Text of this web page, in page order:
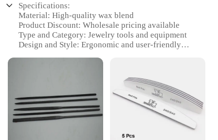
Specifications:
Material: High-quality wax blend
Product Discount: Wholesale pricing available
Type and Category: Jewelry tools and equipment
Design and Style: Ergonomic and user-friendly
Shape or Size or Weight or Quantity: Comes in sets
for diverse needs
Features:
**Precision Craftsmanship for Jewelry